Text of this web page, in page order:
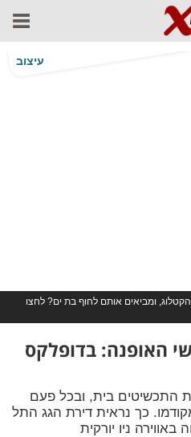
עיצוב
ומביאים אותם לחוף בת ים? לחצו
האופנה: בדופלקס
התכשיטים בית, ובכל פעם
כך נראית דירת הגג התל
ניו יורקית